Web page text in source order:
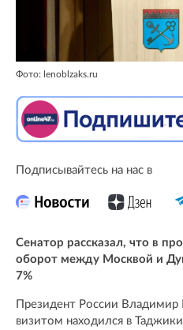
Фото: lenoblzaks.ru
Подписывайтесь на нас в
Сенатор рассказал, что в
оборот между Москвой и
7%
Президент России Владимир
визитом находился в